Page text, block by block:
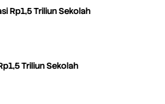
Rp1,5 Triliun Sekolah
Triliun Sekolah